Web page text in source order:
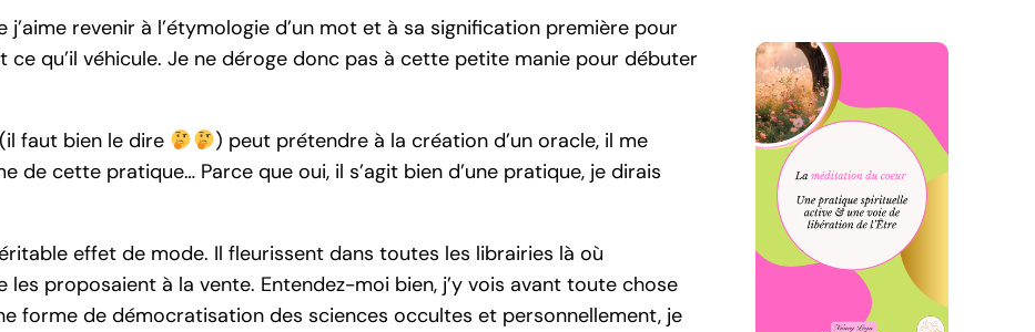
j’aime revenir à l’étymologie d’un mot et à sa signification première pour
qu’il véhicule. Je ne déroge donc pas à cette petite manie pour débuter
faut bien le dire
) peut prétendre à la création d’un oracle, il me
de cette pratique… Parce que oui, il s’agit bien d’une pratique, je dirais
effet de mode. Il fleurissent dans toutes les librairies là où
les proposaient à la vente. Entendez-moi bien, j’y vois avant toute chose
forme de démocratisation des sciences occultes et personnellement, je